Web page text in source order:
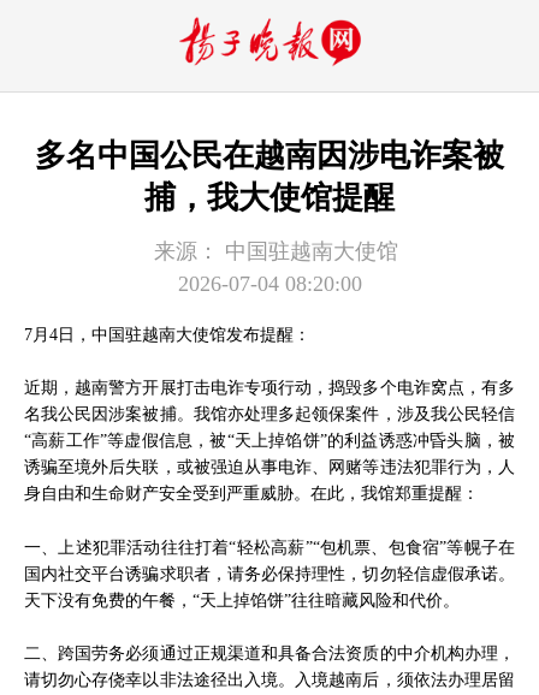
多名中国公民在越南因涉电诈案被
捕，我大使馆提醒
来源：
中国驻越南大使馆
2026-07-04 08:20:00
7月4日，中国驻越南大使馆发布提醒：
近期，越南警方开展打击电诈专项行动，捣毁多个电诈窝点，有多
名我公民因涉案被捕。我馆亦处理多起领保案件，涉及我公民轻信
“高薪工作”等虚假信息，被“天上掉馅饼”的利益诱惑冲昏头脑，被
诱骗至境外后失联，或被强迫从事电诈、网赌等违法犯罪行为，人
身自由和生命财产安全受到严重威胁。在此，我馆郑重提醒：
一、上述犯罪活动往往打着“轻松高薪”“包机票、包食宿”等幌子在
国内社交平台诱骗求职者，请务必保持理性，切勿轻信虚假承诺。
天下没有免费的午餐，“天上掉馅饼”往往暗藏风险和代价。
二、跨国劳务必须通过正规渠道和具备合法资质的中介机构办理，
请切勿心存侥幸以非法途径出入境。入境越南后，须依法办理居留